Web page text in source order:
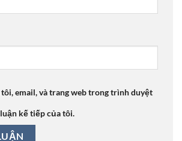
email, và trang web trong trình duyệt
kế tiếp của tôi.